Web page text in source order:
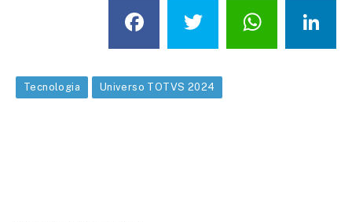
Facebook
Twitter
Tecnologia Universo TOTVS 2024